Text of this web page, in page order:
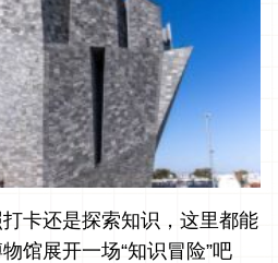
卡还是探索知识，这里都能
馆展开一场“知识冒险”吧